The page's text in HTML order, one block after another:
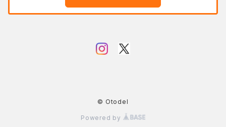
© Otodel
Powered by